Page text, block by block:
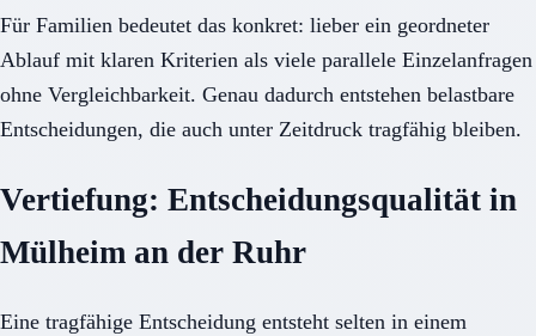
Für Familien bedeutet das konkret: lieber ein geordneter
Ablauf mit klaren Kriterien als viele parallele Einzelanfragen
ohne Vergleichbarkeit. Genau dadurch entstehen belastbare
Entscheidungen, die auch unter Zeitdruck tragfähig bleiben.
Vertiefung: Entscheidungsqualität in
Mülheim an der Ruhr
Eine tragfähige Entscheidung entsteht selten in einem